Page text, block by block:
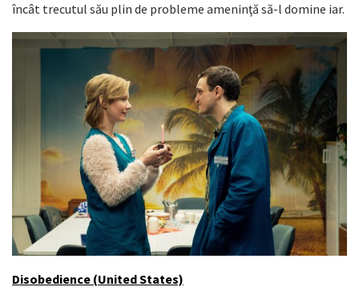
încât trecutul său plin de probleme ameninţă să-l domine iar.
Disobedience (United States)